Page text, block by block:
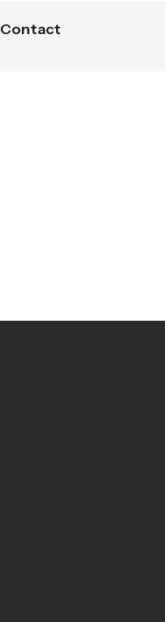
Contact